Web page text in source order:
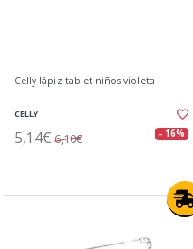
Celly lápiz tablet niños violeta
CELLY
5,14€ 6,10€ - 16%